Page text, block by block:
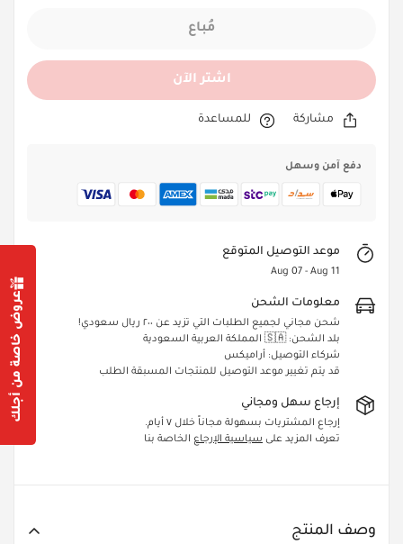
مُباع
اشتر الآن
مشاركة للمساعدة
دفع آمن وسهل
موعد التوصيل المتوقع
Aug 07 - Aug 11
معلومات الشحن
شحن مجاني لجميع الطلبات التي تزيد عن ٢٠٠ ريال سعودي!
بلد الشحن: 🇸🇦 المملكة العربية السعودية
شركاء التوصيل: أراميكس
قد يتم تغيير موعد التوصيل للمنتجات المسبقة الطلب
إرجاع سهل ومجاني
إرجاع المشتريات بسهولة مجاناً خلال ٧ أيام.
تعرف المزيد على سياسية الإرجاع الخاصة بنا
وصف المنتج
Confirm your age
Are you 18 years old or older?
No, I'm not
Yes, I am
عروض خاصة من أجلك